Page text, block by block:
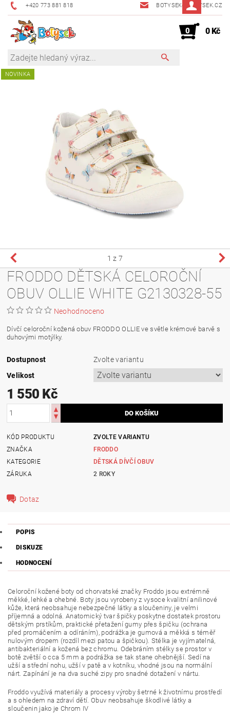
+420 773 881 818 BOTYSEK@BOTYSEK.CZ
0 0 Kč
NOVINKA
1 z 7
FRODDO DĚTSKÁ CELOROČNÍ
OBUV OLLIE WHITE G2130328-55
Neohodnoceno
Dívčí celoroční kožená obuv FRODDO OLLIE ve světle krémové barvě s
duhovými motýlky.
Dostupnost
Zvolte variantu
Velikost
1 550 Kč
KÓD PRODUKTU
ZVOLTE VARIANTU
ZNAČKA
FRODDO
KATEGORIE
DĚTSKÁ DÍVČÍ OBUV
ZÁRUKA
2 ROKY
Dotaz
POPIS
DISKUZE
HODNOCENÍ
Celoroční kožené boty od chorvatské značky Froddo jsou extrémně
měkké, lehké a ohebné. Boty jsou vyrobeny z vysoce kvalitní anilinové
kůže, která neobsahuje nebezpečné látky a sloučeniny, je velmi
příjemná a odolná. Anatomický tvar špičky poskytne dostatek prostoru
dětským prstíkům, praktické přetažení gumy přes špičku (ochrana
před promáčením a odíráním), podrážka je gumová a měkká s téměř
nulovým dropem (rozdíl mezi patou a špičkou). Stélka je vyjímatelná,
antibakteriální a kožená bez chromu. Odebráním stélky se prostor v
botě zvětší o cca 5 mm a podrážka se tak stane ohebnější. Sedí na
užší a střední nohu, užší v patě a v kotníku, vhodné jsou na normální
nárt. Zapínání je na dva suché zipy pro snadné dotažení v nártu.
Froddo využívá materiály a procesy výroby šetrné k životnímu prostředí
a s ohledem na zdraví dětí. Obuv neobsahuje škodlivé látky a
sloučenin jako je Chrom IV